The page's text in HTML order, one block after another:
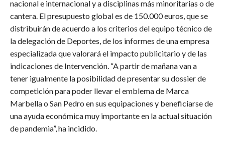
nacional e internacional y a disciplinas más minoritarias o de
cantera. El presupuesto global es de 150.000 euros, que se
distribuirán de acuerdo a los criterios del equipo técnico de
la delegación de Deportes, de los informes de una empresa
especializada que valorará el impacto publicitario y de las
indicaciones de Intervención. “A partir de mañana van a
tener igualmente la posibilidad de presentar su dossier de
competición para poder llevar el emblema de Marca
Marbella o San Pedro en sus equipaciones y beneficiarse de
una ayuda económica muy importante en la actual situación
de pandemia”, ha incidido.